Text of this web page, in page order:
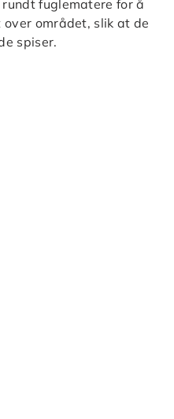
fuglematere for å
området, slik at de
spiser.